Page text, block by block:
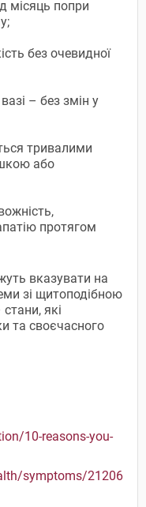
місяць попри
без очевидної
– без змін у
тривалими
або
протягом
вказувати на
зі щитоподібною
які
та своєчасного
10-reasons-you-
symptoms/21206